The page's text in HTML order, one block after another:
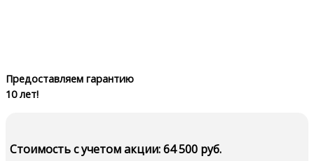
Предоставляем гарантию
10 лет!
Стоимость c учетом акции: 64 500 руб.